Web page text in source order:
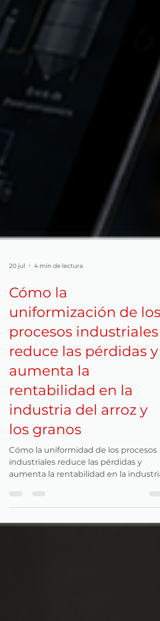
20 jul 4 min de lectura
Cómo la
uniformización de los
procesos industriales
reduce las pérdidas y
aumenta la
rentabilidad en la
industria del arroz y
los granos
Cómo la uniformidad de los procesos
del arroz y los granos